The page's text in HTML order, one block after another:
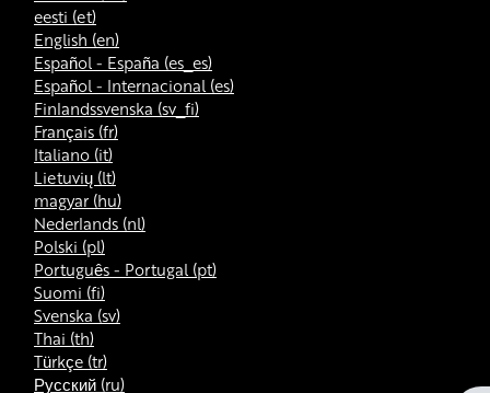
eesti ‎(et)‎
English ‎(en)‎
Español - España ‎(es_es)‎
Español - Internacional ‎(es)‎
Finlandssvenska ‎(sv_fi)‎
Français ‎(fr)‎
Italiano ‎(it)‎
Lietuvių ‎(lt)‎
magyar ‎(hu)‎
Nederlands ‎(nl)‎
Polski ‎(pl)‎
Português - Portugal ‎(pt)‎
Suomi ‎(fi)‎
Svenska ‎(sv)‎
Thai ‎(th)‎
Türkçe ‎(tr)‎
Русский ‎(ru)‎